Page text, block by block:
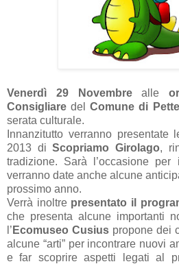
Venerdì 29 Novembrealle
ConsigliaredelComune di
serata culturale.
Innanzitutto verranno presentate
2013 diScopriamo Girolago,
tradizione. Sarà l’occasione
verranno date anche alcune
prossimo anno.
Verrà inoltre presentato il
che presenta alcune importanti
l’ Ecomuseo Cusius propone dei
alcune “arti” per incontrare nuovi
e far scoprire aspetti legati al